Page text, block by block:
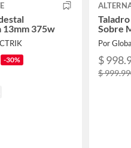
13mm 375w
-30%
Sobre
Por
$
$